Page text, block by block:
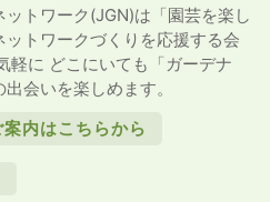
トワーク(JGN)は「園芸を楽し
トワークづくりを応援する会
軽に どこにいても「ガーデナ
会いを楽しめます。
内はこちらから